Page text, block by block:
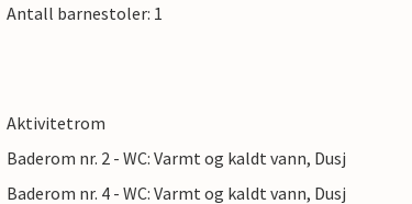
Antall barnestoler: 1
Aktivitetrom
Baderom nr. 2 - WC: Varmt og kaldt vann, Dusj
Baderom nr. 4 - WC: Varmt og kaldt vann, Dusj